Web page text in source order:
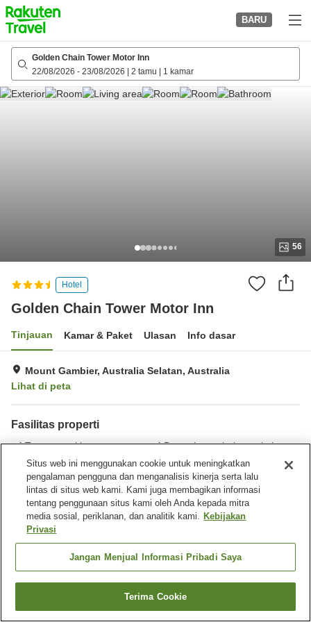
to
top
page
BARU
Golden Chain Tower Motor Inn
22/08/2026 - 23/08/2026 2 tamu 1 kamar
56
Hotel
Golden Chain Tower Motor Inn
Tinjauan Kamar & Paket Ulasan Info dasar
Mount Gambier, Australia Selatan, Australia
Lihat di peta
Fasilitas properti
Tempat parkir
Benar-benar bebas rokok
Laundry
Beranda Australia Australia Selatan
Mount Gambier
Golden Chain Tower Motor Inn
Cari kamar
Situs web ini menggunakan cookie untuk meningkatkan
pengalaman pengguna dan menganalisis kinerja serta lalu
lintas di situs web kami. Kami juga membagikan informasi
tentang penggunaan situs kami oleh Anda kepada mitra
media sosial, periklanan, dan analitik kami. Kebijakan
Privasi
Jangan Menjual Informasi Pribadi Saya
Terima Cookie